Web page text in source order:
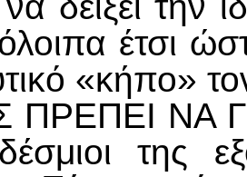
έτσι
«κήπο»
ΝΑ
της